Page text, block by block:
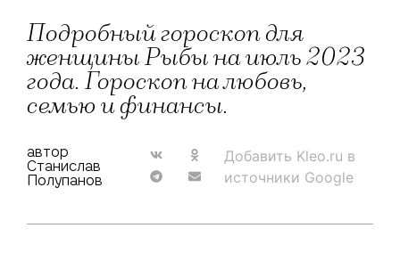
Подробный гороскоп для
женщины Рыбы на июль 2023
года. Гороскоп на любовь,
семью и финансы.
автор
Станислав
Полупанов
Добавить Kleo.ru в
источники Google